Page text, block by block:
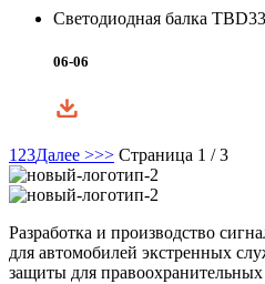
Светодиодная балка
06-06
1 23Далее >>> Страница 1 / 3
Разработка и производство
для автомобилей экстренных
защиты для правоохранительных